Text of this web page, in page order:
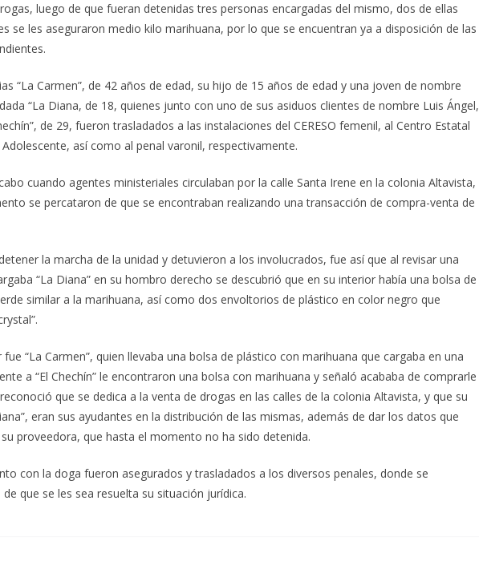
luego de que fueran detenidas tres personas encargadas del mismo, dos de ellas
se les aseguraron medio kilo marihuana, por lo que se encuentran ya a disposición de las
“La Carmen”, de 42 años de edad, su hijo de 15 años de edad y una joven de nombre
“La Diana, de 18, quienes junto con uno de sus asiduos clientes de nombre Luis Ángel,
de 29, fueron trasladados a las instalaciones del CERESO femenil, al Centro Estatal
así como al penal varonil, respectivamente.
cuando agentes ministeriales circulaban por la calle Santa Irene en la colonia Altavista,
se percataron de que se encontraban realizando una transacción de compra-venta de
la marcha de la unidad y detuvieron a los involucrados, fue así que al revisar una
“La Diana” en su hombro derecho se descubrió que en su interior había una bolsa de
similar a la marihuana, así como dos envoltorios de plástico en color negro que
“La Carmen”, quien llevaba una bolsa de plástico con marihuana que cargaba en una
a “El Chechín” le encontraron una bolsa con marihuana y señaló acababa de comprarle
que se dedica a la venta de drogas en las calles de la colonia Altavista, y que su
eran sus ayudantes en la distribución de las mismas, además de dar los datos que
proveedora, que hasta el momento no ha sido detenida.
con la doga fueron asegurados y trasladados a los diversos penales, donde se
que se les sea resuelta su situación jurídica.